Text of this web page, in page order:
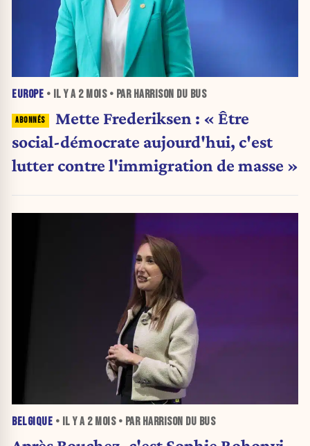
EUROPE • IL Y A 2 MOIS• PAR HARRISON DU BUS
Mette Frederiksen : « Être
social-démocrate aujourd'hui, c'est
lutter contre l'immigration de masse »
BELGIQUE • IL Y A 2 MOIS• PAR HARRISON DU BUS